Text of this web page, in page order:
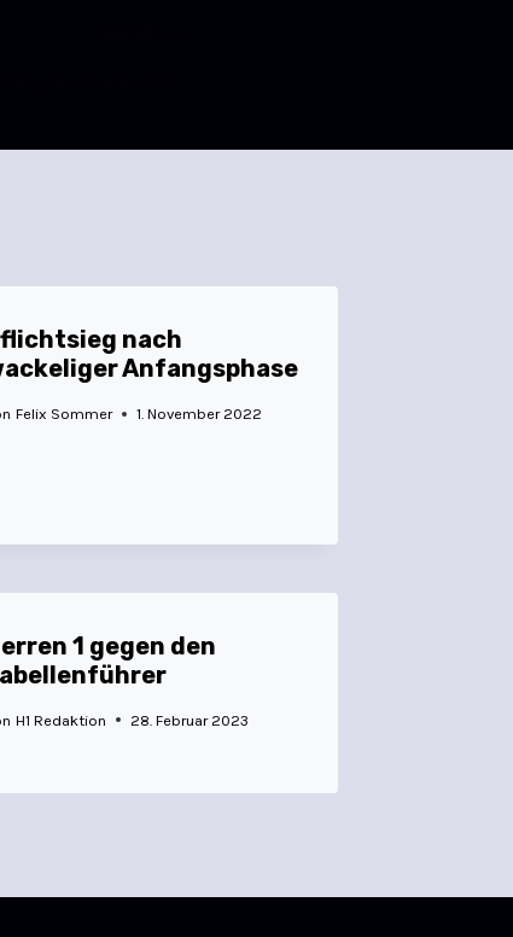
nach
Anfangsphase
Felix Sommer 1. November 2022
1 gegen den
H1 Redaktion 28. Februar 2023